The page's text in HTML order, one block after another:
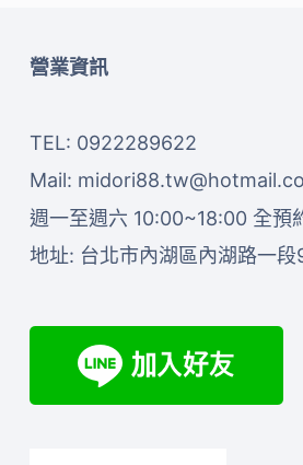
營業資訊
TEL: 0922289622
Mail:
週一至週六 10:00~18:00 全預
地址: 台北市內湖區內湖路一